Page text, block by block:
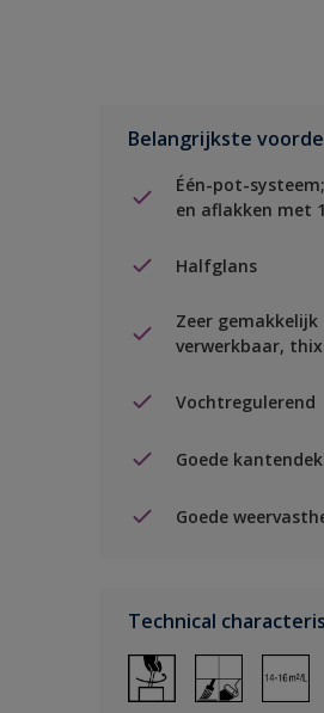
Belangrijkste
Één-pot-
en aflakken met
Halfglans
Zeer gemakkelijk
verwerkbaar,
Vochtregulerend
Goede
Goede
Technical